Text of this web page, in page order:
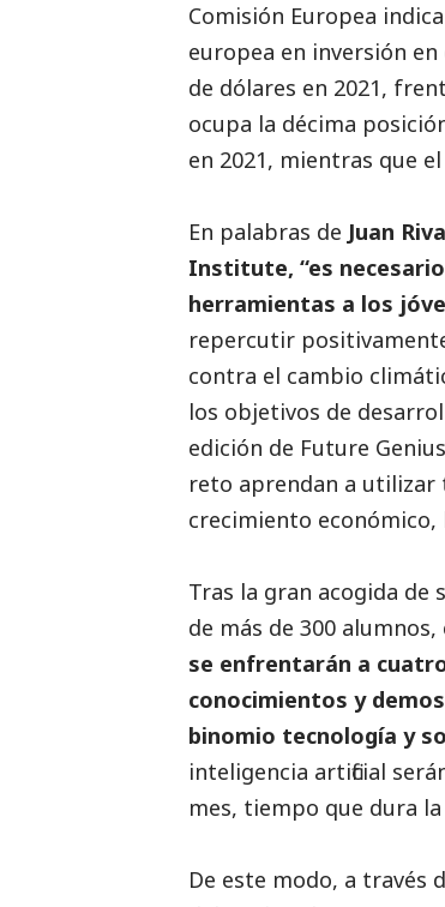
Comisión Europea
europea en inversión
de dólares en 2021,
ocupa la décima
en 2021, mientras que
En palabras de Juan
Institute, “es
herramientas a los
repercutir
contra el cambio
los objetivos de
edición de Future Genius
reto aprendan a utilizar
crecimiento económico,
Tras la gran acogida de
de más de 300
se enfrentarán a
conocimientos y
binomio tecnología y
inteligencia artificial
mes, tiempo que dura
De este modo, a través